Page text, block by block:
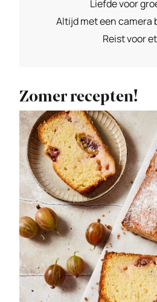
Liefde voor
Altijd met een camera
Reist voor
Zomer recepten!